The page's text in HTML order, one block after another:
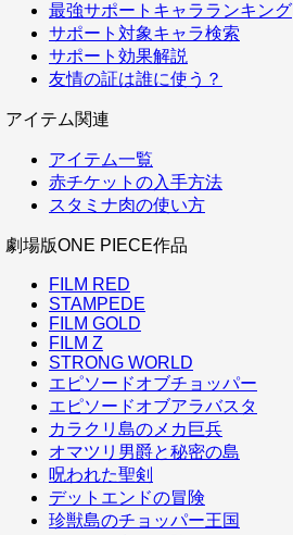
最強サポートキャラランキング
サポート対象キャラ検索
サポート効果解説
友情の証は誰に使う？
アイテム関連
アイテム一覧
赤チケットの入手方法
スタミナ肉の使い方
劇場版ONE PIECE作品
FILM RED
STAMPEDE
FILM GOLD
FILM Z
STRONG WORLD
エピソードオブチョッパー
エピソードオブアラバスタ
カラクリ島のメカ巨兵
オマツリ男爵と秘密の島
呪われた聖剣
デットエンドの冒険
珍獣島のチョッパー王国